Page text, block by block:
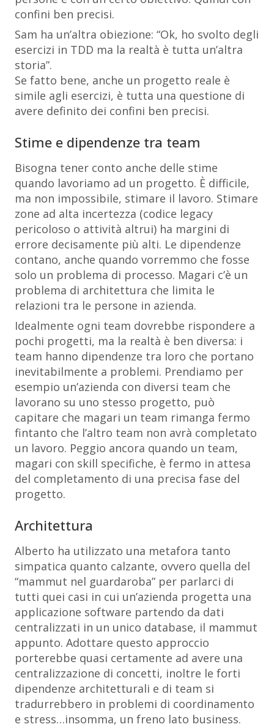
confini ben precisi.
Sam ha un’altra obiezione: “Ok, ho svolto degli
esercizi in TDD ma la realtà è tutta un’altra
storia”.
Se fatto bene, anche un progetto reale è
simile agli esercizi, è tutta una questione di
avere definito dei confini ben precisi.
Stime e dipendenze tra team
Bisogna tener conto anche delle stime
quando lavoriamo ad un progetto. È difficile,
ma non impossibile, stimare il lavoro. Stimare
zone ad alta incertezza (codice legacy
pericoloso o attività altrui) ha margini di
errore decisamente più alti. Le dipendenze
contano, anche quando vorremmo che fosse
solo un problema di processo. Magari c’è un
problema di architettura che limita le
relazioni tra le persone in azienda.
Idealmente ogni team dovrebbe rispondere a
pochi progetti, ma la realtà è ben diversa: i
team hanno dipendenze tra loro che portano
inevitabilmente a problemi. Prendiamo per
esempio un’azienda con diversi team che
lavorano su uno stesso progetto, può
capitare che magari un team rimanga fermo
fintanto che l’altro team non avrà completato
un lavoro. Peggio ancora quando un team,
magari con skill specifiche, è fermo in attesa
del completamento di una precisa fase del
progetto.
Architettura
Alberto ha utilizzato una metafora tanto
simpatica quanto calzante, ovvero quella del
“mammut nel guardaroba” per parlarci di
tutti quei casi in cui un’azienda progetta una
applicazione software partendo da dati
centralizzati in un unico database, il mammut
appunto. Adottare questo approccio
porterebbe quasi certamente ad avere una
centralizzazione di concetti, inoltre le forti
dipendenze architetturali e di team si
tradurrebbero in problemi di coordinamento
e stress…insomma, un freno lato business.